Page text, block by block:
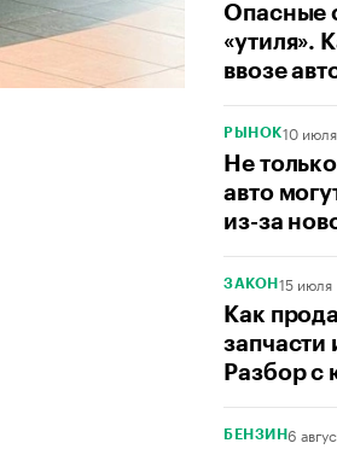
Опасные
«утиля».
ввозе
РЫНОК10 июля
Не
авто
из-за
ЗАКОН 15 июля
Как
запчасти
Разбор с
БЕНЗИН6